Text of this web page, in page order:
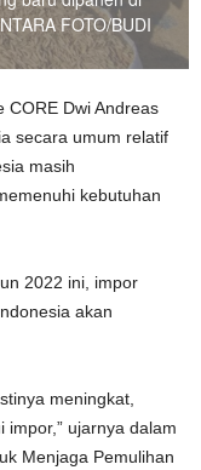
FOTO/BUDI
CORE Dwi Andreas
secara umum relatif
masih
kebutuhan
2022 ini, impor
akan
meningkat,
ujarnya dalam
Menjaga Pemulihan